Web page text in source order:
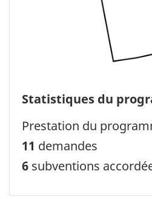
Statistiques du
Prestation du
11 demandes
6 subventions